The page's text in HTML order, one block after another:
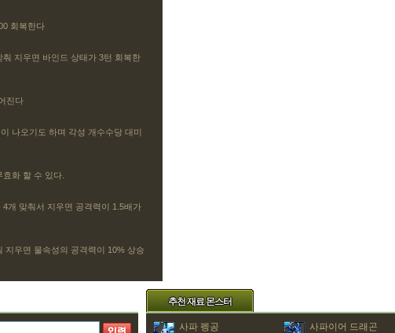
회복한다
지우면 바인드 상태가 3턴 회복한
진다
나오기도 하며 각성 개수수당 대미
화 할 수 있다.
개 맞춰서 지우면 공격력이 1.5배가
지우면 물속성의 공격력이 10% 상승
추천 재료 몬스터
사파 펭공 사파이어 드래곤